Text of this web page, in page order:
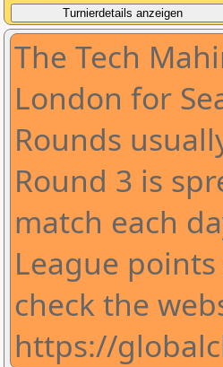
The Tech
London for
Rounds
Round 3 is
match each
League
check the
https://